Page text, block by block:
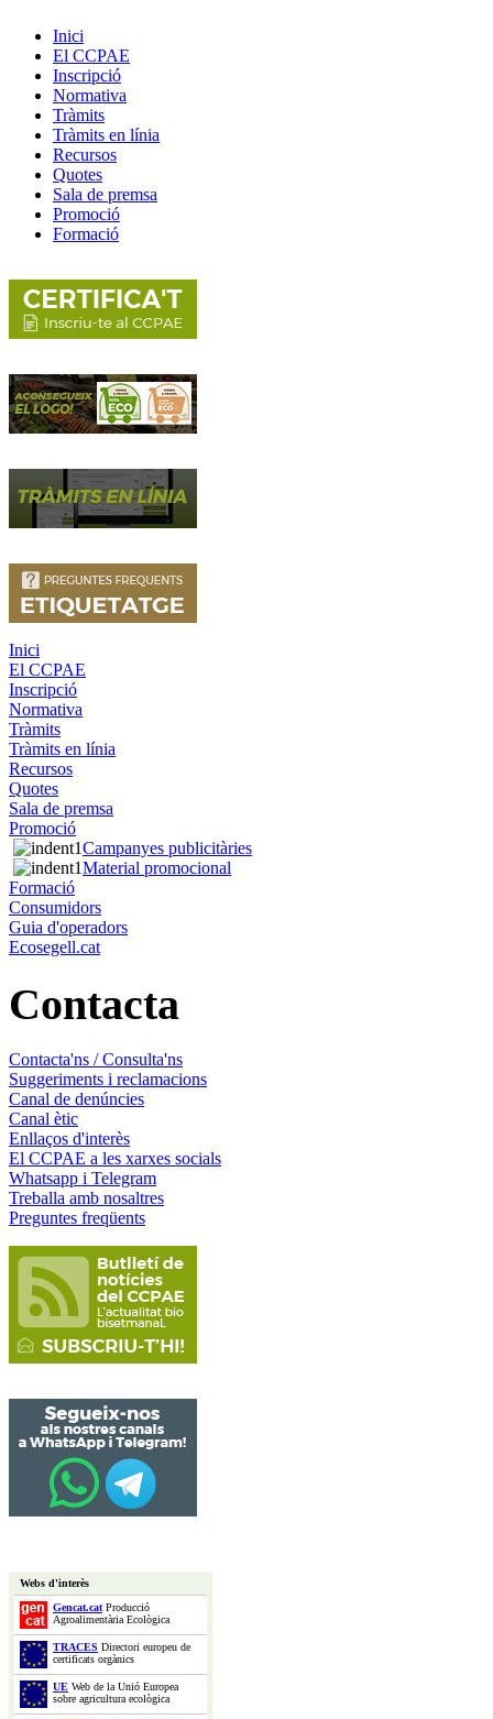
Inici
El CCPAE
Inscripció
Normativa
Tràmits
Tràmits en línia
Recursos
Quotes
Sala de premsa
Promoció
Formació
Inici
El CCPAE
Inscripció
Normativa
Tràmits
Tràmits en línia
Recursos
Quotes
Sala de premsa
Promoció
Campanyes publicitàries
Material promocional
Formació
Consumidors
Guia d'operadors
Ecosegell.cat
Contacta
Contacta'ns / Consulta'ns
Suggeriments i reclamacions
Canal de denúncies
Canal ètic
Enllaços d'interès
El CCPAE a les xarxes socials
Whatsapp i Telegram
Treballa amb nosaltres
Preguntes freqüents
Webs d'interès
Gencat.catProducció
Agroalimentària Ecològica
TRACES Directori europeu de
certificats orgànics
UE Web de la Unió Europea
sobre agricultura ecològica